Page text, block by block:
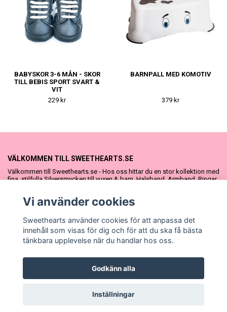
BABYSKOR 3-6 MÅN - SKOR
TILL BEBIS SPORT SVART &
VIT
229 kr
BARNPALL MED KOMOTIV
379 kr
VÄLKOMMEN TILL SWEETHEARTS.SE
Välkommen till Sweethearts.se - Hos oss hittar du en stor kollektion med
fina, stilfulla Silversmycken till vuxen & barn. Halsband, Armband, Ringar
vår söta Sweethearts kolllektion med barnsmycken, tyllkjolar &
© Copyright Sweethearts.se
Vi använder cookies
Sweethearts använder cookies för att anpassa det
innehåll som visas för dig och för att du ska få bästa
tänkbara upplevelse när du handlar hos oss.
Godkänn alla
Inställningar